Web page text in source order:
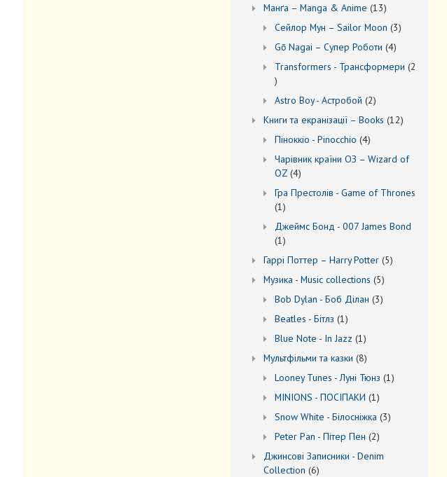
Манґа – Manga & Anime 1313
товарів
Сейлор Мун – Sailor Moon 33
Gō Nagai – Супер Роботи 44
товари
Transformers - Трансформери 2
2
товари
Astro Boy - Астробой 22
товари
Книги та екранізації – Books 1212
Піноккіо - Pinocchio 44
товари
Чарівник країни ОЗ – Wizard of
OZ 44
Гра Престолів - Game of Thrones
11
товар
Джеймс Бонд - 007 James Bond
11
товар
Гаррі Поттер – Harry Potter 55
Музика - Music collections 55
Bob Dylan - Боб Ділан 33
Beatles - Бітлз 11
товар
Blue Note - In Jazz 11
товар
Мультфільми та казки 88
товарів
Looney Tunes - Луні Тюнз 11
MINIONS - ПОСІПАКИ 11
товар
Snow White - Білосніжка 33
Peter Pan - Пітер Пен 22
Джинсові Записники - Denim
Collection 66